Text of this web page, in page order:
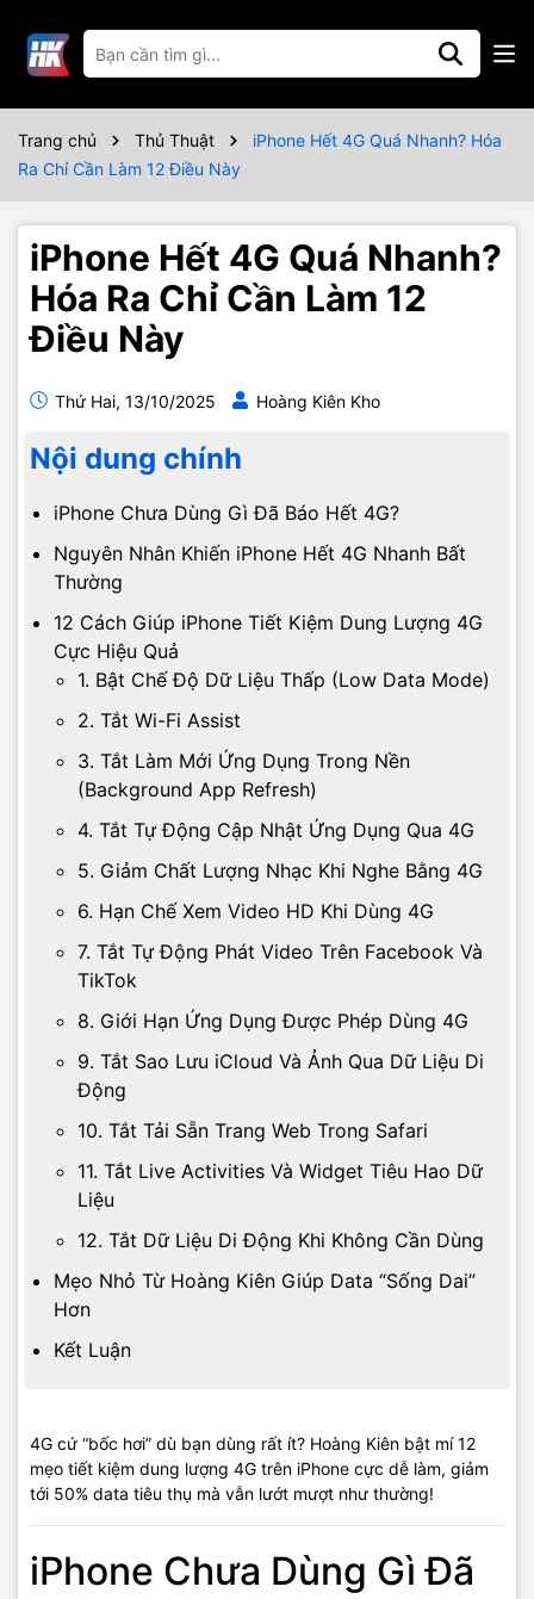
Trang chủ Thủ Thuật
iPhone Hết 4G Quá Nhanh? Hóa
Ra Chỉ Cần Làm 12 Điều Này
iPhone Hết 4G Quá Nhanh?
Hóa Ra Chỉ Cần Làm 12
Điều Này
Thứ Hai, 13/10/2025 Hoàng Kiên Kho
Nội dung chính
iPhone Chưa Dùng Gì Đã Báo Hết 4G?
Nguyên Nhân Khiến iPhone Hết 4G Nhanh Bất
Thường
12 Cách Giúp iPhone Tiết Kiệm Dung Lượng 4G
Cực Hiệu Quả
1. Bật Chế Độ Dữ Liệu Thấp (Low Data Mode)
2. Tắt Wi-Fi Assist
3. Tắt Làm Mới Ứng Dụng Trong Nền
(Background App Refresh)
4. Tắt Tự Động Cập Nhật Ứng Dụng Qua 4G
5. Giảm Chất Lượng Nhạc Khi Nghe Bằng 4G
6. Hạn Chế Xem Video HD Khi Dùng 4G
7. Tắt Tự Động Phát Video Trên Facebook Và
TikTok
8. Giới Hạn Ứng Dụng Được Phép Dùng 4G
9. Tắt Sao Lưu iCloud Và Ảnh Qua Dữ Liệu Di
Động
10. Tắt Tải Sẵn Trang Web Trong Safari
11. Tắt Live Activities Và Widget Tiêu Hao Dữ
Liệu
12. Tắt Dữ Liệu Di Động Khi Không Cần Dùng
Mẹo Nhỏ Từ Hoàng Kiên Giúp Data “Sống Dai”
Hơn
Kết Luận
4G cứ “bốc hơi” dù bạn dùng rất ít? Hoàng Kiên bật mí 12
mẹo tiết kiệm dung lượng 4G trên iPhone cực dễ làm, giảm
tới 50% data tiêu thụ mà vẫn lướt mượt như thường!
iPhone Chưa Dùng Gì Đã